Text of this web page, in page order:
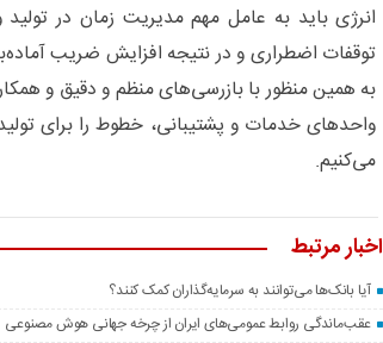
انرژی باید به عامل مهم مدیریت زمان در
توقفات اضطراری و در نتیجه افزایش ضریب
به همین منظور با بازرسی‌های منظم و دقیق و
واحد‌های خدمات و پشتیبانی، خطوط را برای
می‌کنیم.
اخبار مرتبط
آیا بانک‌ها می‌توانند به سرمایه‌گذاران کمک کنند؟
عقب‌ماندگی روابط عمومی‌های ایران از چرخه جهانی هوش مصنوعی